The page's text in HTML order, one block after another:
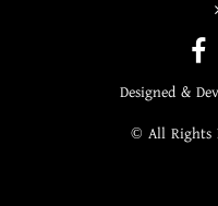
Designed &
© All Rights